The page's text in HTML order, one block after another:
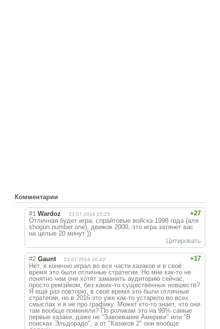
Комментарии
+27
#1 Wardoz 23.07.2016 15:25
Отличная будет игра, спрайтовые войска 1998 года (аля
shogun number one), движок 2000, это игра затянет вас
на целые 20 минут ))
Цитировать
+17
#2 Gaunt 23.07.2016 16:43
Нет, я конечно играл во все части казаков и в своё
время это были отличные стратегии. Но мне как-то не
понятно чем они хотят заманить аудиторию сейчас,
просто ремэйком, без каких-то существенных новшеств?
Я ещё раз повторю, в своё время это были отличные
стратегии, но в 2016 это уже как-то устарело во всех
смыслах и я не про графику. Может кто-то знает, что они
там вообще поменяли? По роликам это на 99% самые
первые казаки, даже не "Завоевание Америки" или "В
поисках Эльдорадо", а от "Казаков 2" они вообще